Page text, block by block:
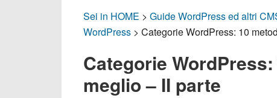
Sei in HOME > Guide WordPress ed altri
WordPress > Categorie WordPress: 10
Categorie
meglio – II parte